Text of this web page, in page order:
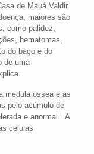
de Mauá Valdir
maiores são
como palidez,
hematomas,
do baço e do
de uma
medula óssea e as
pelo acúmulo de
e anormal. A
células